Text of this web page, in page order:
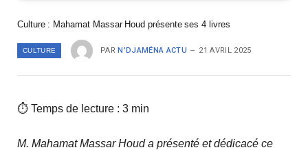
Culture : Mahamat Massar Houd présente ses 4 livres
CULTURE PAR N'DJAMÉNA ACTU 21 AVRIL 2025
⏱ Temps de lecture : 3 min
M. Mahamat Massar Houd a présenté et dédicacé ce